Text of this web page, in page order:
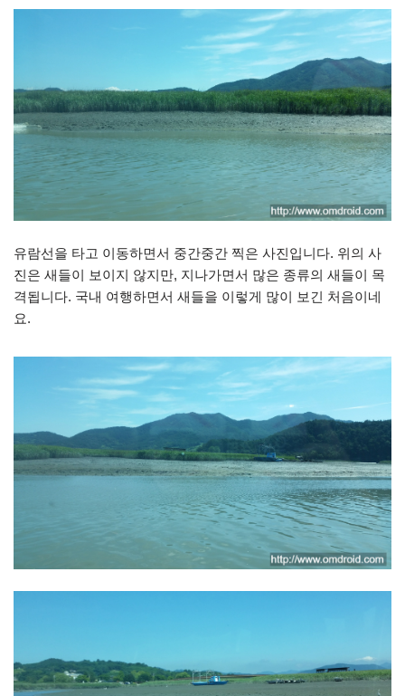
유람선을 타고 이동하면서 중간중간 찍은 사진입니다. 위의 사
진은 새들이 보이지 않지만, 지나가면서 많은 종류의 새들이 목
격됩니다. 국내 여행하면서 새들을 이렇게 많이 보긴 처음이네
요.